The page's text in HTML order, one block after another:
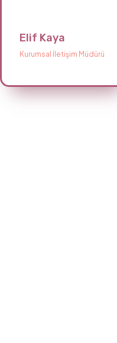
Elif Kaya
Kurumsal İletişim Müdürü